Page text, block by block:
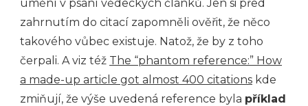
umění v psaní vědeckých článků. Jen si před
zahrnutím do citací zapomněli ověřit, že něco
takového vůbec existuje. Natož, že by z toho
čerpali. A viz též The “phantom reference:” How
a made-up article got almost 400 citations kde
zmiňují, že výše uvedená reference byla příklad